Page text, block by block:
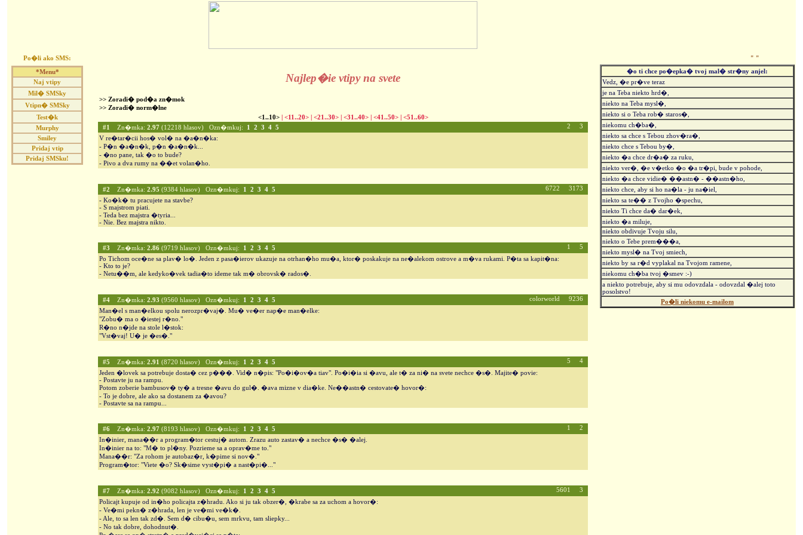
Po�li ako SMS: ""
*Menu*
Naj vtipy
Mil� SMSky
Vtipn� SMSky
Test�k
Murphy
Smiley
Pridaj vtip
Pridaj SMSku!
Najlep�ie vtipy na svete
>> Zoradi� pod�a zn�mok
>> Zoradi� norm�lne
<1..10>| <11..20>| <21..30>| <31..40>| <41..50>| <51..60>
#1
Zn�mka: 2.97 (12218 hlasov) Ozn�mkuj: 1 2 3 4 5
2 3
V re�tar�cii hos� vol� na �a�n�ka:
- P�n �a�n�k, p�n �a�n�k...
- �no pane, tak �o to bude?
- Pivo a dva rumy na ��et volan�ho.
#2 Zn�mka: 2.95 (9384 hlasov) Ozn�mkuj: 1 2 3 4 5
6722 3173
- Ko�k� tu pracujete na stavbe?
- S majstrom piati.
- Teda bez majstra �tyria...
- Nie. Bez majstra nikto.
#3 Zn�mka: 2.86 (9719 hlasov) Ozn�mkuj: 1 2 3 4 5
1 5
Po Tichom oce�ne sa plav� lo�. Jeden z pasa�ierov ukazuje na otrhan�ho mu�a, ktor� poskakuje na ne�alekom ostrove a m�va rukami. P�ta sa kapit�na:
- Kto to je?
- Netu��m, ale kedyko�vek tadia�to ideme tak m� obrovsk� rados�.
#4 Zn�mka: 2.93 (9560 hlasov) Ozn�mkuj: 1 2 3 4 5
colorworld 9236
Man�el s man�elkou spolu nerozpr�vaj�. Mu� ve�er nap�e man�elke:
"Zobu� ma o �iestej r�no."
R�no n�jde na stole l�stok:
"Vst�vaj! U� je �es�."
#5 Zn�mka: 2.91 (8720 hlasov) Ozn�mkuj: 1 2 3 4 5
5 4
Jeden �lovek sa potrebuje dosta� cez p���. Vid� n�pis: "Po�i�ov�a tiav". Po�i�ia si �avu, ale t� za ni� na svete nechce �s�. Majite� povie:
- Postavte ju na rampu.
Potom zoberie bambusov� ty� a tresne �avu do gul�. �ava mizne v dia�ke. Ne��astn� cestovate� hovor�:
- To je dobre, ale ako sa dostanem za �avou?
- Postavte sa na rampu...
#6 Zn�mka: 2.97 (8193 hlasov) Ozn�mkuj: 1 2 3 4 5
1 2
In�inier, mana��r a program�tor cestuj� autom. Zrazu auto zastav� a nechce �s� �alej.
In�inier na to: "M� to pl�ny. Pozrieme sa a oprav�me to."
Mana��r: "Za rohom je autobaz�r, k�pime si nov�."
Program�tor: "Viete �o? Sk�sime vyst�pi� a nast�pi�..."
#7 Zn�mka: 2.92 (9082 hlasov) Ozn�mkuj: 1 2 3 4 5
5601 3
Policajt kupuje od in�ho policajta z�hradu. Ako si ju tak obzer�, �krabe sa za uchom a hovor�:
- Ve�mi pekn� z�hrada, len je ve�mi ve�k�.
- Ale, to sa len tak zd�. Sem d� cibu�u, sem mrkvu, tam sliepky...
- No tak dobre, dohodnut�.
�o ti chce po�epka� tvoj mal� str�ny anjel:
Vedz, �e pr�ve teraz
je na Teba niekto hrd�,
niekto na Teba mysl�,
niekto si o Teba rob� staros�,
niekomu ch�ba�,
niekto sa chce s Tebou zhov�ra�,
niekto chce s Tebou by�,
niekto �a chce dr�a� za ruku,
niekto ver�, �e v�etko �o �a tr�pi, bude v pohode,
niekto �a chce vidie� ��astn� - ��astn�ho,
niekto chce, aby si ho na�la - ju na�iel,
niekto sa te�� z Tvojho �spechu,
niekto Ti chce da� dar�ek,
niekto �a miluje,
niekto obdivuje Tvoju silu,
niekto o Tebe prem���a,
niekto mysl� na Tvoj smiech,
niekto by sa r�d vyplakal na Tvojom ramene,
niekomu ch�ba tvoj �smev :-)
a niekto potrebuje, aby si mu odovzdala - odovzdal �alej toto
posolstvo!
Po�li niekomu e-mailom